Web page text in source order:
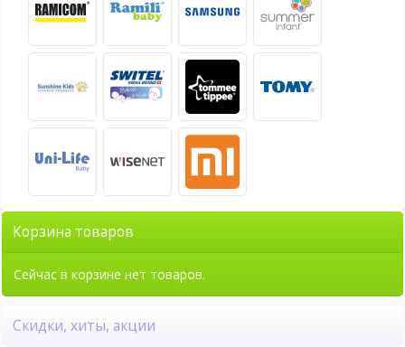
Корзина товаров
Сейчас в корзине нет товаров.
Скидки, хиты, акции